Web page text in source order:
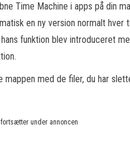
Time Machine i apps på din
en ny version normalt
funktion blev introduceret
mappen med de filer, du har
under annoncen